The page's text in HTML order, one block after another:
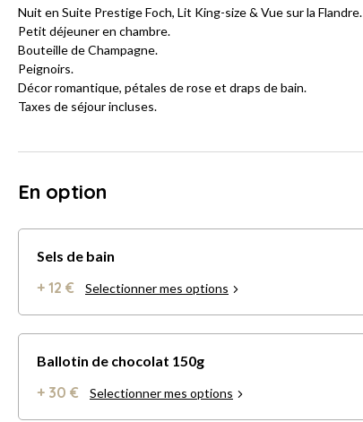
Nuit en Suite Prestige Foch, Lit King-size & Vue sur la Flandre.
Petit déjeuner en chambre.
Bouteille de Champagne.
Peignoirs.
Décor romantique, pétales de rose et draps de bain.
Taxes de séjour incluses.
En option
Sels de bain
+ 12 € Selectionner mes options
Ballotin de chocolat 150g
+ 30 € Selectionner mes options